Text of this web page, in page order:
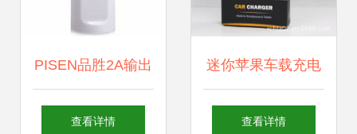
PISEN品胜2A输出
车载充电器 小身材
查看详情
迷你苹果车载充电
器 智能手机旅行的
查看详情